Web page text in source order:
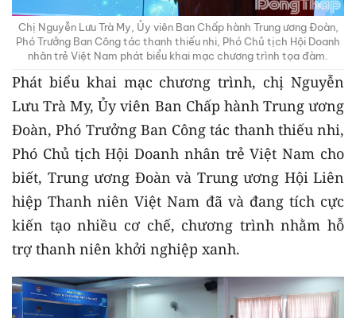
Chị Nguyễn Lưu Trà My, Ủy viên Ban Chấp hành Trung ương Đoàn,
Phó Trưởng Ban Công tác thanh thiếu nhi, Phó Chủ tịch Hội Doanh
nhân trẻ Việt Nam phát biểu khai mạc chương trình tọa đàm.
Phát biểu khai mạc chương trình, chị Nguyễn
Lưu Trà My, Ủy viên Ban Chấp hành Trung ương
Đoàn, Phó Trưởng Ban Công tác thanh thiếu nhi,
Phó Chủ tịch Hội Doanh nhân trẻ Việt Nam cho
biết, Trung ương Đoàn và Trung ương Hội Liên
hiệp Thanh niên Việt Nam đã và đang tích cực
kiến tạo nhiều cơ chế, chương trình nhằm hỗ
trợ thanh niên khởi nghiệp xanh.